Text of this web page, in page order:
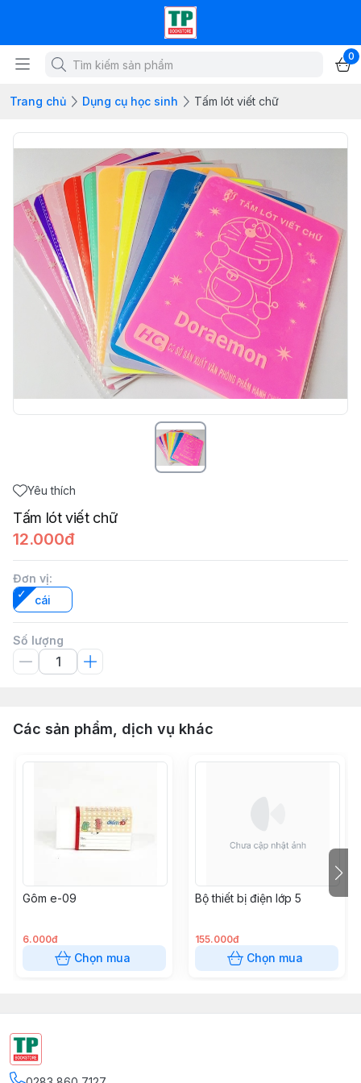
0
Trang chủ Dụng cụ học sinh Tấm lót viết chữ
Yêu thích
Tấm lót viết chữ
12.000đ
Đơn vị:
cái
Số lượng
Các sản phẩm, dịch vụ khác
Gôm e-09
6.000đ
Chọn mua
Bộ thiết bị điện lớp 5
155.000đ
Chọn mua